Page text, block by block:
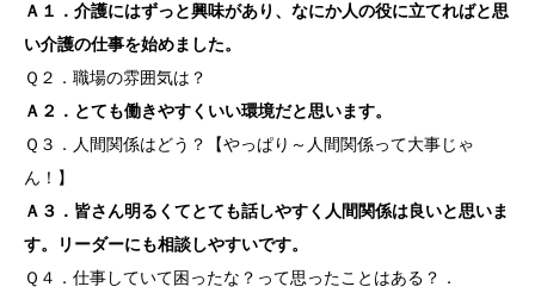
Ａ１．介護にはずっと興味があり、なにか人の役に立てればと思
い介護の仕事を始めました。
Ｑ２．職場の雰囲気は？
Ａ２．とても働きやすくいい環境だと思います。
Ｑ３．人間関係はどう？【やっぱり～人間関係って大事じゃ
ん！】
Ａ３．皆さん明るくてとても話しやすく人間関係は良いと思いま
す。リーダーにも相談しやすいです。
Ｑ４．仕事していて困ったな？って思ったことはある？．